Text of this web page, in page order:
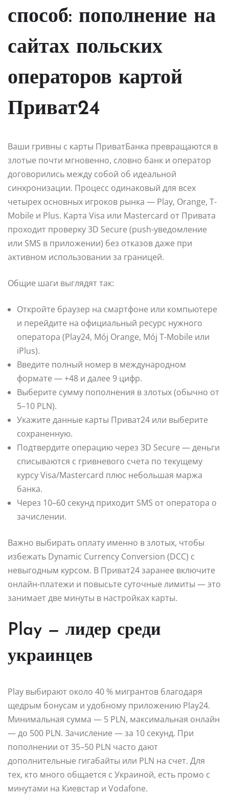
способ: пополнение на
сайтах польских
операторов картой
Приват24
Ваши гривны с карты ПриватБанка превращаются в
злотые почти мгновенно, словно банк и оператор
договорились между собой об идеальной
синхронизации. Процесс одинаковый для всех
четырех основных игроков рынка — Play, Orange, T-
Mobile и Plus. Карта Visa или Mastercard от Привата
проходит проверку 3D Secure (push-уведомление
или SMS в приложении) без отказов даже при
активном использовании за границей.
Общие шаги выглядят так:
Откройте браузер на смартфоне или компьютере
и перейдите на официальный ресурс нужного
оператора (Play24, Mój Orange, Mój T-Mobile или
iPlus).
Введите полный номер в международном
формате — +48 и далее 9 цифр.
Выберите сумму пополнения в злотых (обычно от
5–10 PLN).
Укажите данные карты Приват24 или выберите
сохраненную.
Подтвердите операцию через 3D Secure — деньги
списываются с гривневого счета по текущему
курсу Visa/Mastercard плюс небольшая маржа
банка.
Через 10–60 секунд приходит SMS от оператора о
зачислении.
Важно выбирать оплату именно в злотых, чтобы
избежать Dynamic Currency Conversion (DCC) с
невыгодным курсом. В Приват24 заранее включите
онлайн-платежи и повысьте суточные лимиты — это
занимает две минуты в настройках карты.
Play — лидер среди
украинцев
Play выбирают около 40 % мигрантов благодаря
щедрым бонусам и удобному приложению Play24.
Минимальная сумма — 5 PLN, максимальная онлайн
— до 500 PLN. Зачисление — за 10 секунд. При
пополнении от 35–50 PLN часто дают
дополнительные гигабайты или PLN на счет. Для
тех, кто много общается с Украиной, есть промо с
минутами на Киевстар и Vodafone.